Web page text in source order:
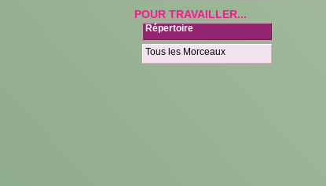
POUR TRAVAILLER...
Répertoire
Tous les Morceaux